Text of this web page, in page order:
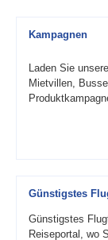
Kampagnen
Laden Sie
Mietvillen,
Günstigstes
Günstigstes
Reiseportal, wo